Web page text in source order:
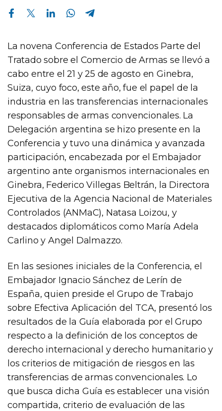
Compartir en Facebook Compartir en Twitter Compartir en Linkedin Compartir en Whatsapp
La novena Conferencia de Estados Parte del
Tratado sobre el Comercio de Armas se llevó a
cabo entre el 21 y 25 de agosto en Ginebra,
Suiza, cuyo foco, este año, fue el papel de la
industria en las transferencias internacionales
responsables de armas convencionales. La
Delegación argentina se hizo presente en la
Conferencia y tuvo una dinámica y avanzada
participación, encabezada por el Embajador
argentino ante organismos internacionales en
Ginebra, Federico Villegas Beltrán, la Directora
Ejecutiva de la Agencia Nacional de Materiales
Controlados (ANMaC), Natasa Loizou, y
destacados diplomáticos como María Adela
Carlino y Angel Dalmazzo.
En las sesiones iniciales de la Conferencia, el
Embajador Ignacio Sánchez de Lerín de
España, quien preside el Grupo de Trabajo
sobre Efectiva Aplicación del TCA, presentó los
resultados de la Guía elaborada por el Grupo
respecto a la definición de los conceptos de
derecho internacional y derecho humanitario y
los criterios de mitigación de riesgos en las
transferencias de armas convencionales. Lo
que busca dicha Guía es establecer una visión
compartida, criterio de evaluación de las